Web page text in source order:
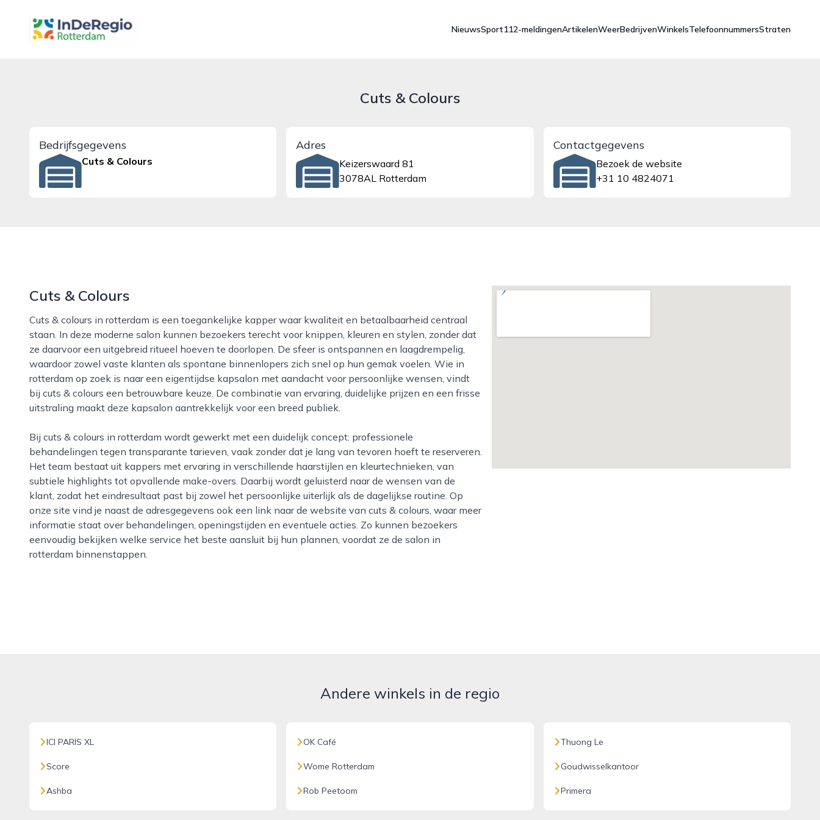
inderegiorotterdam.nl
NieuwsSport112-meldingenArtikelenWeerBedrijvenWinkelsTelefoonnummersStraten
Cuts & Colours
Bedrijfsgegevens
Cuts & Colours
Adres
Keizerswaard 81
3078AL Rotterdam
Contactgegevens
Bezoek de website
+31 10 4824071
Cuts & Colours
Cuts & colours in rotterdam is een toegankelijke kapper waar kwaliteit en betaalbaarheid centraal
staan. In deze moderne salon kunnen bezoekers terecht voor knippen, kleuren en stylen, zonder dat
ze daarvoor een uitgebreid ritueel hoeven te doorlopen. De sfeer is ontspannen en laagdrempelig,
waardoor zowel vaste klanten als spontane binnenlopers zich snel op hun gemak voelen. Wie in
rotterdam op zoek is naar een eigentijdse kapsalon met aandacht voor persoonlijke wensen, vindt
bij cuts & colours een betrouwbare keuze. De combinatie van ervaring, duidelijke prijzen en een frisse
uitstraling maakt deze kapsalon aantrekkelijk voor een breed publiek.
Bij cuts & colours in rotterdam wordt gewerkt met een duidelijk concept: professionele
behandelingen tegen transparante tarieven, vaak zonder dat je lang van tevoren hoeft te reserveren.
Het team bestaat uit kappers met ervaring in verschillende haarstijlen en kleurtechnieken, van
subtiele highlights tot opvallende make-overs. Daarbij wordt geluisterd naar de wensen van de
klant, zodat het eindresultaat past bij zowel het persoonlijke uiterlijk als de dagelijkse routine. Op
onze site vind je naast de adresgegevens ook een link naar de website van cuts & colours, waar meer
informatie staat over behandelingen, openingstijden en eventuele acties. Zo kunnen bezoekers
eenvoudig bekijken welke service het beste aansluit bij hun plannen, voordat ze de salon in
rotterdam binnenstappen.
Andere winkels in de regio
ICI PARIS XL
Score
Ashba
OK Café
Wome Rotterdam
Rob Peetoom
Thuong Le
Goudwisselkantoor
Primera